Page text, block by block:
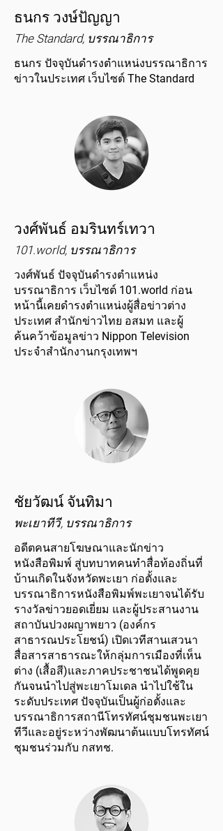
ธนกร วงษ์ปัญญา
The Standard, บรรณาธิการ
ธนกร ปัจจุบันดำรงตำแหน่งบรรณาธิการ
ข่าวในประเทศ เว็บไซต์ The Standard
วงศ์พันธ์ อมรินทร์เทวา
101.world, บรรณาธิการ
วงศ์พันธ์ ปัจจุบันดำรงตำแหน่ง
บรรณาธิการ เว็บไซต์ 101.world ก่อน
หน้านี้เคยดำรงตำแหน่งผู้สื่อข่าวต่าง
ประเทศ สำนักข่าวไทย อสมท และผู้
ค้นคว้าข้อมูลข่าว Nippon Television
ประจำสำนักงานกรุงเทพฯ
ชัยวัฒน์ จันทิมา
พะเยาทีวี, บรรณาธิการ
อดีตคนสายโฆษณาและนักข่าว
หนังสือพิมพ์ สู่บทบาทคนทำสื่อท้องถิ่นที่
บ้านเกิดในจังหวัดพะเยา ก่อตั้งและ
บรรณาธิการหนังสือพิมพ์พะเยาจนได้รับ
รางวัลข่าวยอดเยี่ยม และผู้ประสานงาน
สถาบันปวงผญาพยาว (องค์กร
สาธารณประโยชน์) เปิดเวทีสานเสวนา
สื่อสารสาธารณะให้กลุ่มการเมืองที่เห็น
ต่าง (เสื้อสี)และภาคประชาชนได้พูดคุย
กันจนนำไปสู่พะเยาโมเดล นำไปใช้ใน
ระดับประเทศ ปัจจุบันเป็นผู้ก่อตั้งและ
บรรณาธิการสถานีโทรทัศน์ชุมชนพะเยา
ทีวีและอยู่ระหว่างพัฒนาต้นแบบโทรทัศน์
ชุมชนร่วมกับ กสทช.